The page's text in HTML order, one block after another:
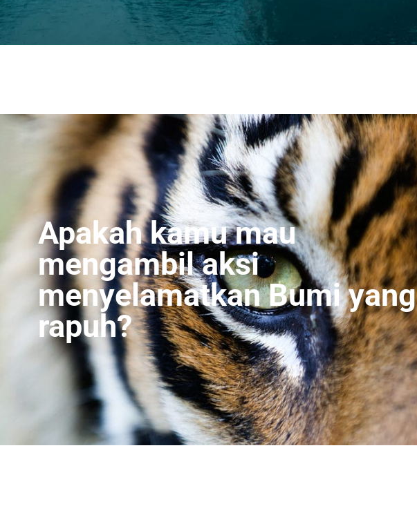
Apakah kamu mau
mengambil aksi
menyelamatkan Bumi yang
rapuh?